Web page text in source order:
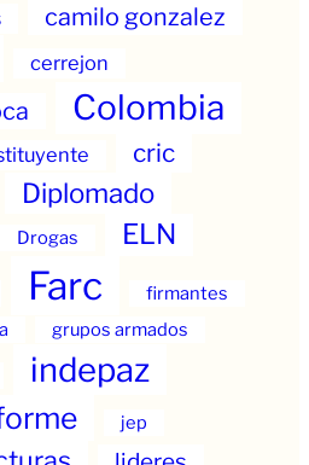
camilo gonzalez
cerrejon
Colombia
cric
Diplomado
Drogas ELN
Farc
firmantes
grupos armados
indepaz
jep